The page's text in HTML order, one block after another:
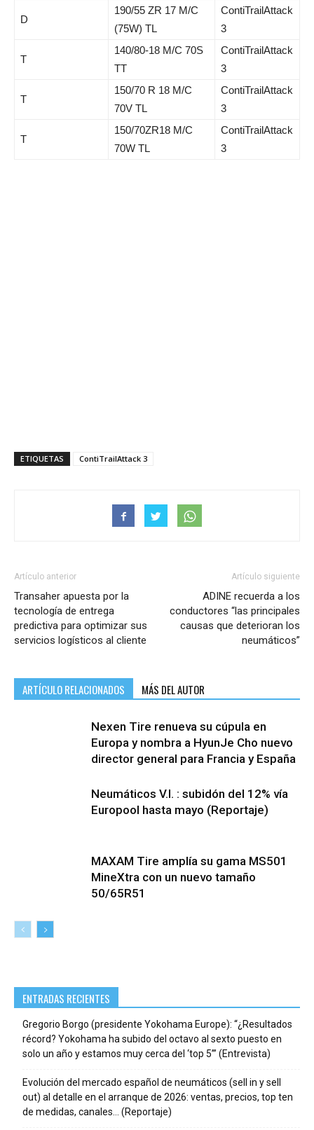
D
190/55 ZR 17 M/C
(75W) TL
ContiTrailAttack
3
T
140/80-18 M/C 70S
TT
ContiTrailAttack
3
T
150/70 R 18 M/C
70V TL
ContiTrailAttack
3
T
150/70ZR18 M/C
70W TL
ContiTrailAttack
3
ETIQUETAS ContiTrailAttack 3
Artículo anterior
Transaher apuesta por la
tecnología de entrega
predictiva para optimizar sus
servicios logísticos al cliente
Artículo siguiente
ADINE recuerda a los
conductores “las principales
causas que deterioran los
neumáticos”
ARTÍCULO RELACIONADOS MÁS DEL AUTOR
Nexen Tire renueva su cúpula en
Europa y nombra a HyunJe Cho nuevo
director general para Francia y España
Neumáticos V.I. : subidón del 12% vía
Europool hasta mayo (Reportaje)
MAXAM Tire amplía su gama MS501
MineXtra con un nuevo tamaño
50/65R51
ENTRADAS RECIENTES
Gregorio Borgo (presidente Yokohama Europe): “¿Resultados
récord? Yokohama ha subido del octavo al sexto puesto en
solo un año y estamos muy cerca del ‘top 5’” (Entrevista)
Evolución del mercado español de neumáticos (sell in y sell
out) al detalle en el arranque de 2026: ventas, precios, top ten
de medidas, canales… (Reportaje)